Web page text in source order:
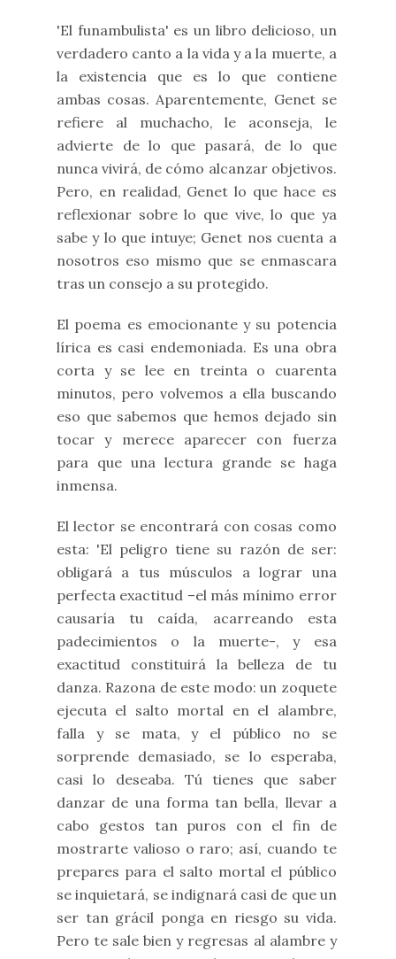
'El funambulista' es un libro delicioso, un
verdadero canto a la vida y a la muerte, a
la existencia que es lo que contiene
ambas cosas. Aparentemente, Genet se
refiere al muchacho, le aconseja, le
advierte de lo que pasará, de lo que
nunca vivirá, de cómo alcanzar objetivos.
Pero, en realidad, Genet lo que hace es
reflexionar sobre lo que vive, lo que ya
sabe y lo que intuye; Genet nos cuenta a
nosotros eso mismo que se enmascara
tras un consejo a su protegido.
El poema es emocionante y su potencia
lírica es casi endemoniada. Es una obra
corta y se lee en treinta o cuarenta
minutos, pero volvemos a ella buscando
eso que sabemos que hemos dejado sin
tocar y merece aparecer con fuerza
para que una lectura grande se haga
inmensa.
El lector se encontrará con cosas como
esta: 'El peligro tiene su razón de ser:
obligará a tus músculos a lograr una
perfecta exactitud –el más mínimo error
causaría tu caída, acarreando esta
padecimientos o la muerte-, y esa
exactitud constituirá la belleza de tu
danza. Razona de este modo: un zoquete
ejecuta el salto mortal en el alambre,
falla y se mata, y el público no se
sorprende demasiado, se lo esperaba,
casi lo deseaba. Tú tienes que saber
danzar de una forma tan bella, llevar a
cabo gestos tan puros con el fin de
mostrarte valioso o raro; así, cuando te
prepares para el salto mortal el público
se inquietará, se indignará casi de que un
ser tan grácil ponga en riesgo su vida.
Pero te sale bien y regresas al alambre y